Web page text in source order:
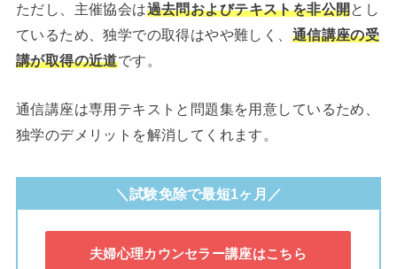
ただし、主催協会は過去問およびテキストを非公開とし
ているため、独学での取得はやや難しく、 通信講座の受
講が取得の近道です。
通信講座は専用テキストと問題集を用意しているため、
独学のデメリットを解消してくれます。
＼試験免除で最短1ヶ月／
夫婦心理カウンセラー講座はこちら